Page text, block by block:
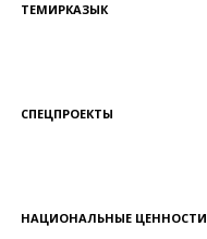
ТЕМИРКАЗЫК
СПЕЦПРОЕКТЫ
НАЦИОНАЛЬНЫЕ ЦЕННОСТИ